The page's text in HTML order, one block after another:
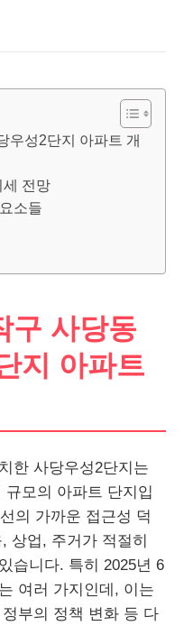
우성2단지 아파트 개
전망
소들
구 사당동
지 아파트
한 사당우성2단지는
규모의 아파트 단지입
의 가까운 접근성 덕
상업, 주거가 적절히
습니다. 특히 2025년 6
여러 가지인데, 이는
부의 정책 변화 등 다